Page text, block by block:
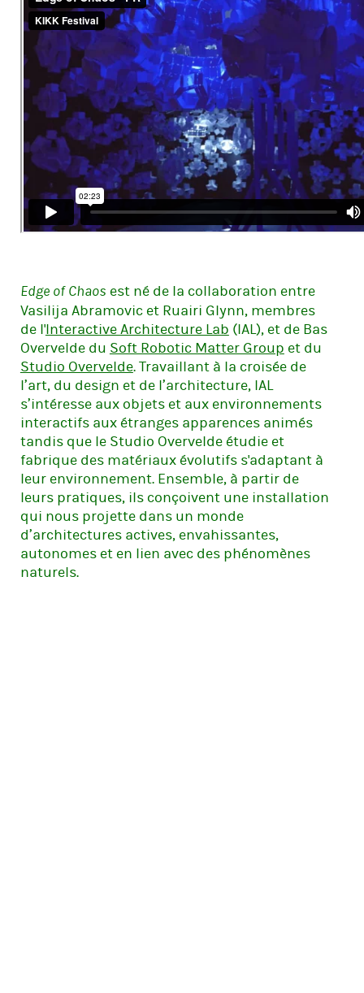
Edge of Chaos est né de la collaboration entre
Vasilija Abramovic et Ruairi Glynn, membres
de l'Interactive Architecture Lab (IAL), et de Bas
Overvelde du Soft Robotic Matter Group et du
Studio Overvelde. Travaillant à la croisée de
l’art, du design et de l’architecture, IAL
s’intéresse aux objets et aux environnements
interactifs aux étranges apparences animés
tandis que le Studio Overvelde étudie et
fabrique des matériaux évolutifs s'adaptant à
leur environnement. Ensemble, à partir de
leurs pratiques, ils conçoivent une installation
qui nous projette dans un monde
d’architectures actives, envahissantes,
autonomes et en lien avec des phénomènes
naturels.